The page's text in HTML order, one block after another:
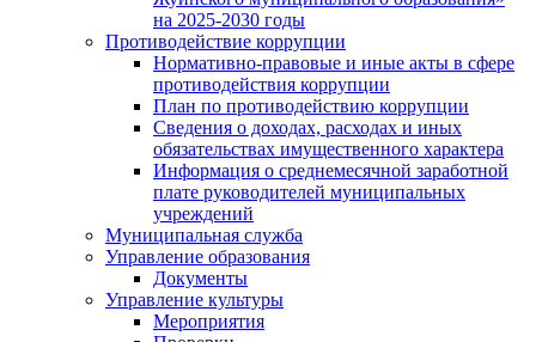
на 2025-2030 годы
Противодействие коррупции
Нормативно-правовые и иные акты в сфере
противодействия коррупции
План по противодействию коррупции
Сведения о доходах, расходах и иных
обязательствах имущественного характера
Информация о среднемесячной заработной
плате руководителей муниципальных
учреждений
Муниципальная служба
Управление образования
Документы
Управление культуры
Мероприятия